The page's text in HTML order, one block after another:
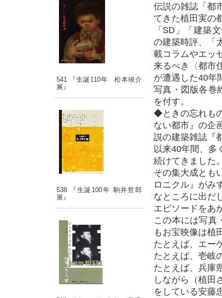
541 『生誕110年 松本竣介
展』
538 『生誕100年 駒井哲郎
展』
伝説の雑誌「都
てきた植田実の
「SD」「建築
の建築時評、「
載コラムやエッ
来るべき〈都市
が遭遇した40年
写真・図版各巻
を付す。
◆ときの忘れも
ない都市』の企
説の建築雑誌『
以来40年間、多
続けてきました
その集大成とも
ロニクル』がみ
なところに出だ
エピソードをあ
この本には写真
もお宝映像は植
たとえば、エー
たとえば、壱岐
たとえば、兵庫
しながら（植田
をしている安藤